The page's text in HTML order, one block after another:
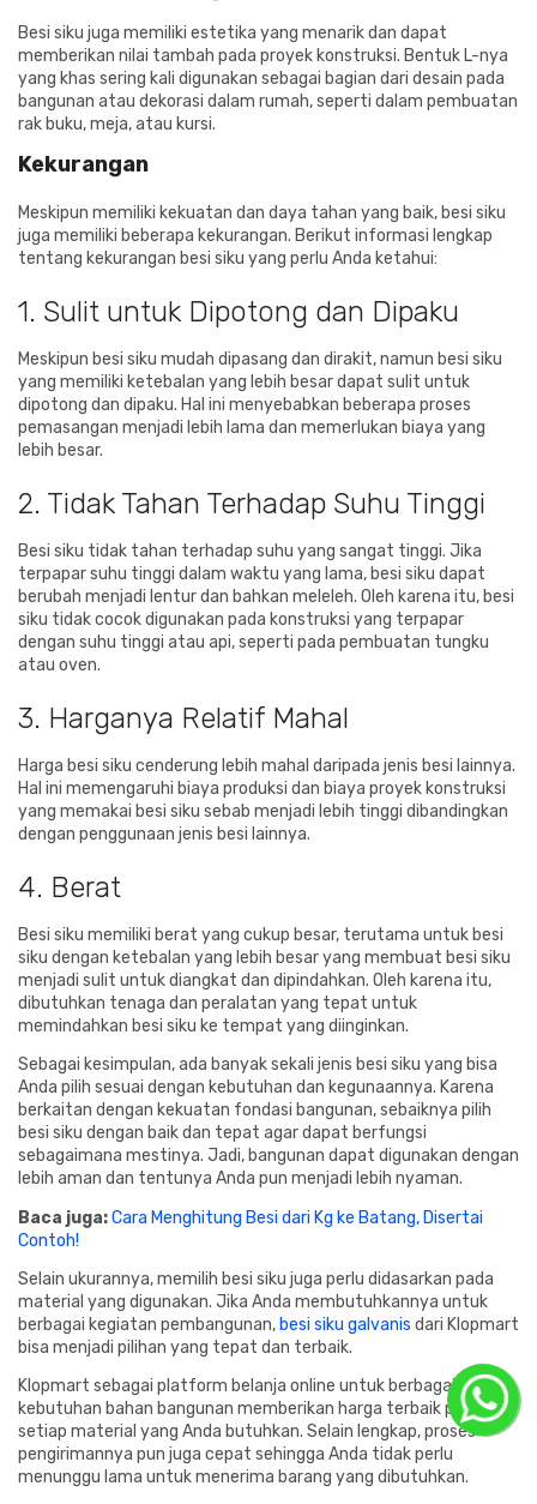
Besi siku juga memiliki estetika yang menarik dan dapat
memberikan nilai tambah pada proyek konstruksi. Bentuk L-nya
yang khas sering kali digunakan sebagai bagian dari desain pada
bangunan atau dekorasi dalam rumah, seperti dalam pembuatan
rak buku, meja, atau kursi.
Kekurangan
Meskipun memiliki kekuatan dan daya tahan yang baik, besi siku
juga memiliki beberapa kekurangan. Berikut informasi lengkap
tentang kekurangan besi siku yang perlu Anda ketahui:
1. Sulit untuk Dipotong dan Dipaku
Meskipun besi siku mudah dipasang dan dirakit, namun besi siku
yang memiliki ketebalan yang lebih besar dapat sulit untuk
dipotong dan dipaku. Hal ini menyebabkan beberapa proses
pemasangan menjadi lebih lama dan memerlukan biaya yang
lebih besar.
2. Tidak Tahan Terhadap Suhu Tinggi
Besi siku tidak tahan terhadap suhu yang sangat tinggi. Jika
terpapar suhu tinggi dalam waktu yang lama, besi siku dapat
berubah menjadi lentur dan bahkan meleleh. Oleh karena itu, besi
siku tidak cocok digunakan pada konstruksi yang terpapar
dengan suhu tinggi atau api, seperti pada pembuatan tungku
atau oven.
3. Harganya Relatif Mahal
Harga besi siku cenderung lebih mahal daripada jenis besi lainnya.
Hal ini memengaruhi biaya produksi dan biaya proyek konstruksi
yang memakai besi siku sebab menjadi lebih tinggi dibandingkan
dengan penggunaan jenis besi lainnya.
4. Berat
Besi siku memiliki berat yang cukup besar, terutama untuk besi
siku dengan ketebalan yang lebih besar yang membuat besi siku
menjadi sulit untuk diangkat dan dipindahkan. Oleh karena itu,
dibutuhkan tenaga dan peralatan yang tepat untuk
memindahkan besi siku ke tempat yang diinginkan.
Sebagai kesimpulan, ada banyak sekali jenis besi siku yang bisa
Anda pilih sesuai dengan kebutuhan dan kegunaannya. Karena
berkaitan dengan kekuatan fondasi bangunan, sebaiknya pilih
besi siku dengan baik dan tepat agar dapat berfungsi
sebagaimana mestinya. Jadi, bangunan dapat digunakan dengan
lebih aman dan tentunya Anda pun menjadi lebih nyaman.
Baca juga:Cara Menghitung Besi dari Kg ke Batang, Disertai
Contoh!
Selain ukurannya, memilih besi siku juga perlu didasarkan pada
material yang digunakan. Jika Anda membutuhkannya untuk
berbagai kegiatan pembangunan, besi siku galvanis dari Klopmart
bisa menjadi pilihan yang tepat dan terbaik.
Klopmart sebagai platform belanja online untuk berbagai
kebutuhan bahan bangunan memberikan harga terbaik pada
setiap material yang Anda butuhkan. Selain lengkap, proses
pengirimannya pun juga cepat sehingga Anda tidak perlu
menunggu lama untuk menerima barang yang dibutuhkan.